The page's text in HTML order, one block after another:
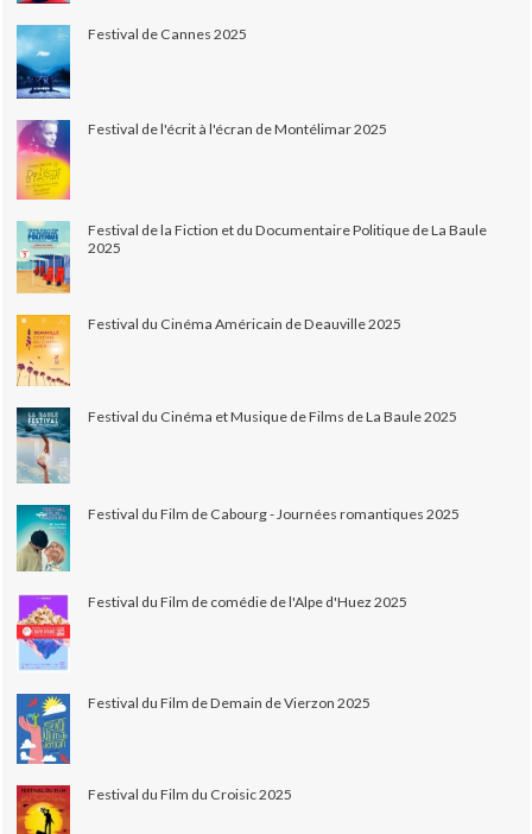
Festival de Cannes 2025
Festival de l'écrit à l'écran de Montélimar 2025
Festival de la Fiction et du Documentaire Politique de La Baule
2025
Festival du Cinéma Américain de Deauville 2025
Festival du Cinéma et Musique de Films de La Baule 2025
Festival du Film de Cabourg - Journées romantiques 2025
Festival du Film de comédie de l'Alpe d'Huez 2025
Festival du Film de Demain de Vierzon 2025
Festival du Film du Croisic 2025